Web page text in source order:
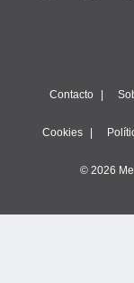
Contacto
Cookies
© 2026